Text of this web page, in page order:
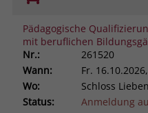
Pädagogische
mit beruflichen
Nr.:
261520
Wann:
Fr.
Wo:
Schloss
Status:
Anmeldung